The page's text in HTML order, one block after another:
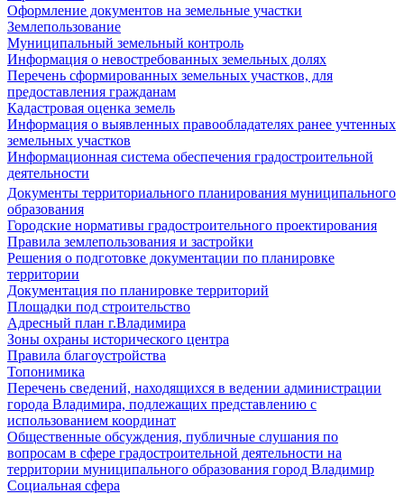
Оформление документов на земельные участки
Землепользование
Муниципальный земельный контроль
Информация о невостребованных земельных долях
Перечень сформированных земельных участков, для
предоставления гражданам
Кадастровая оценка земель
Информация о выявленных правообладателях ранее учтенных
земельных участков
Информационная система обеспечения градостроительной
деятельности
Документы территориального планирования муниципального
образования
Городские нормативы градостроительного проектирования
Правила землепользования и застройки
Решения о подготовке документации по планировке
территории
Документация по планировке территорий
Площадки под строительство
Адресный план г.Владимира
Зоны охраны исторического центра
Правила благоустройства
Топонимика
Перечень сведений, находящихся в ведении администрации
города Владимира, подлежащих представлению с
использованием координат
Общественные обсуждения, публичные слушания по
вопросам в сфере градостроительной деятельности на
территории муниципального образования город Владимир
Социальная сфера